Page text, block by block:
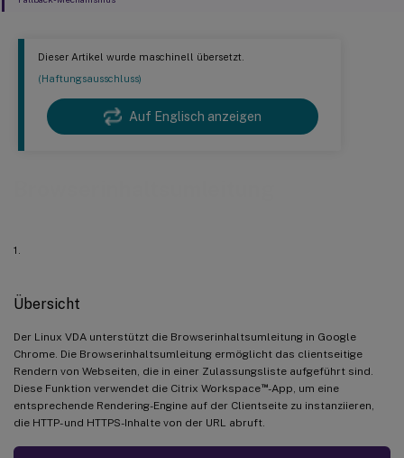
Dieser Artikel wurde maschinell übersetzt.
(Haftungsausschluss)
Auf Englisch anzeigen
1.
Übersicht
Der Linux VDA unterstützt die Browserinhaltsumleitung in Google
Chrome. Die Browserinhaltsumleitung ermöglicht das clientseitige
Rendern von Webseiten, die in einer Zulassungsliste aufgeführt sind.
Diese Funktion verwendet die Citrix Workspace™-App, um eine
entsprechende Rendering-Engine auf der Clientseite zu instanziieren,
die HTTP- und HTTPS-Inhalte von der URL abruft.